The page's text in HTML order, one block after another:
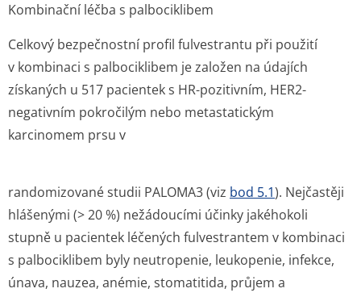
Kombinační léčba s palbociklibem
Celkový bezpečnostní profil fulvestrantu při použití
v kombinaci s palbociklibem je založen na údajích
získaných u 517 pacientek s HR-pozitivním, HER2-
negativním pokročilým nebo metastatickým
karcinomem prsu v
randomizované studii PALOMA3 (viz bod 5.1). Nejčastěji
hlášenými (> 20 %) nežádoucími účinky jakéhokoli
stupně u pacientek léčených fulvestrantem v kombinaci
s palbociklibem byly neutropenie, leukopenie, infekce,
únava, nauzea, anémie, stomatitida, průjem a